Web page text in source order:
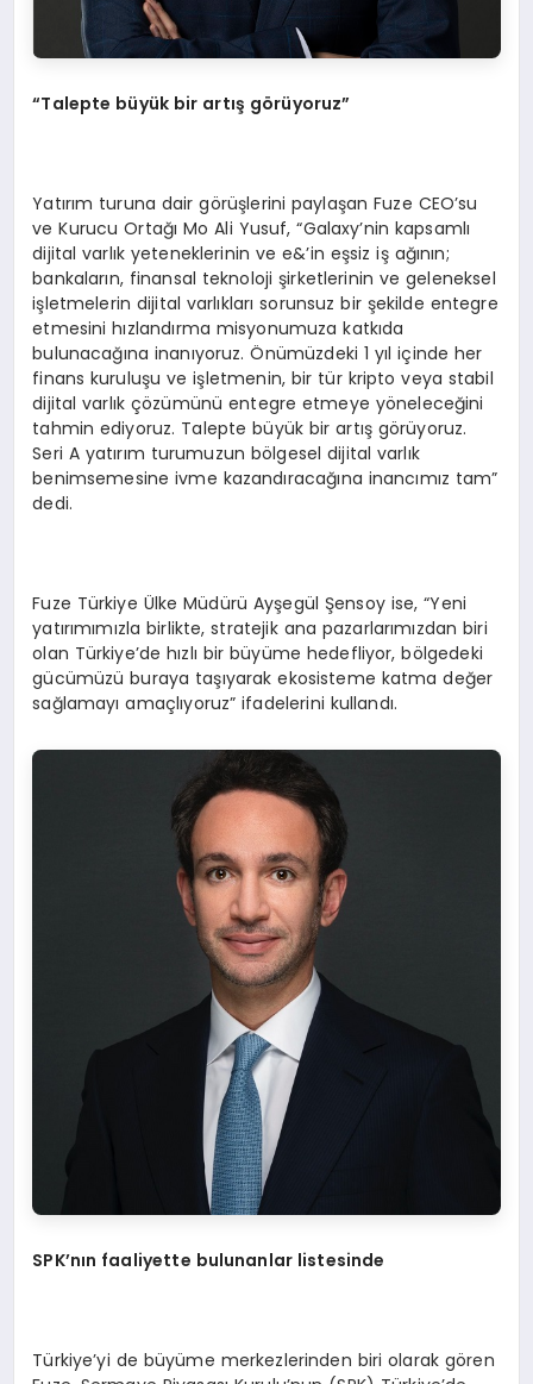
“Talepte büyük bir artış görüyoruz”
Yatırım turuna dair görüşlerini paylaşan Fuze CEO’su
ve Kurucu Ortağı Mo Ali Yusuf, “Galaxy’nin kapsamlı
dijital varlık yeteneklerinin ve e&’in eşsiz iş ağının;
bankaların, finansal teknoloji şirketlerinin ve geleneksel
işletmelerin dijital varlıkları sorunsuz bir şekilde entegre
etmesini hızlandırma misyonumuza katkıda
bulunacağına inanıyoruz. Önümüzdeki 1 yıl içinde her
finans kuruluşu ve işletmenin, bir tür kripto veya stabil
dijital varlık çözümünü entegre etmeye yöneleceğini
tahmin ediyoruz. Talepte büyük bir artış görüyoruz.
Seri A yatırım turumuzun bölgesel dijital varlık
benimsemesine ivme kazandıracağına inancımız tam”
dedi.
Fuze Türkiye Ülke Müdürü Ayşegül Şensoy ise, “Yeni
yatırımımızla birlikte, stratejik ana pazarlarımızdan biri
olan Türkiye’de hızlı bir büyüme hedefliyor, bölgedeki
gücümüzü buraya taşıyarak ekosisteme katma değer
sağlamayı amaçlıyoruz” ifadelerini kullandı.
SPK’nın faaliyette bulunanlar listesinde
Türkiye’yi de büyüme merkezlerinden biri olarak gören